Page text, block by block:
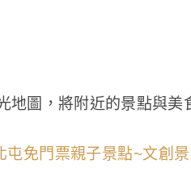
地圖，將附近的景點與